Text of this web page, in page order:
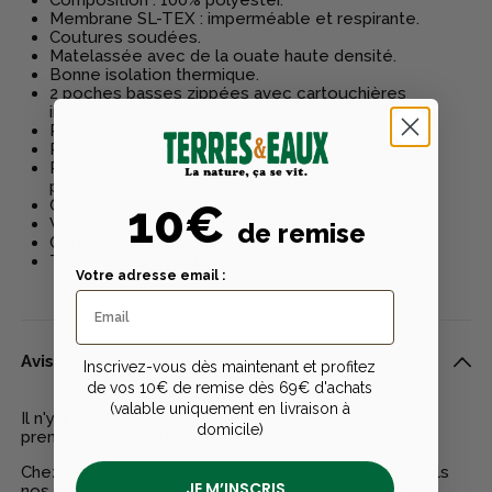
Membrane SL-TEX : imperméable et respirante.
Coutures soudées.
Matelassée avec de la ouate haute densité.
Bonne isolation thermique.
2 poches basses zippées avec cartouchières
intégrées.
Poche poitrine zippée.
Poche carnier.
Poches intérieures dont une téléphone et une
permis.
Capuche dans le col.
Veste de poste chaude et légère.
Coloris : camo orange.
Tailles : du S au 2XL.
Avis clients
Il n'y a pas encore d'avis pour ce produit - Soyez le
premier à rédiger un avis
Chez Terres & Eaux, les avis sont 100% certifiés : seuls
10€ de remise
Votre adresse email :
Inscrivez-vous dès maintenant et profitez
de vos 10€ de remise dès 69€ d'achats
(valable uniquement en livraison à
domicile)